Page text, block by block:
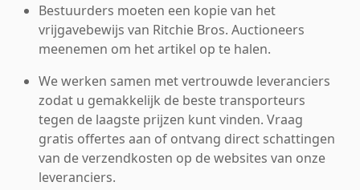
Bestuurders moeten een kopie van het
vrijgavebewijs van Ritchie Bros. Auctioneers
meenemen om het artikel op te halen.
We werken samen met vertrouwde leveranciers
zodat u gemakkelijk de beste transporteurs
tegen de laagste prijzen kunt vinden. Vraag
gratis offertes aan of ontvang direct schattingen
van de verzendkosten op de websites van onze
leveranciers.